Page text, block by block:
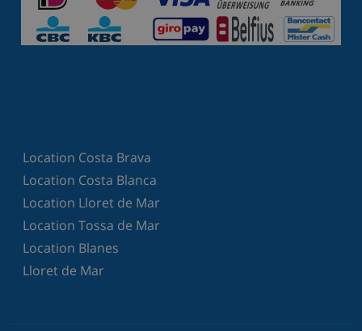
Location Costa Brava
Location Costa Blanca
Location Lloret de Mar
Location Tossa de Mar
Location Blanes
Lloret de Mar